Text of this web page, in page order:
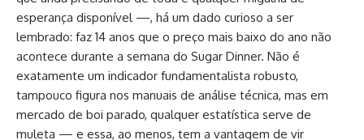
esperança disponível —, há um dado curioso a ser
lembrado: faz 14 anos que o preço mais baixo do ano não
acontece durante a semana do Sugar Dinner. Não é
exatamente um indicador fundamentalista robusto,
tampouco figura nos manuais de análise técnica, mas em
mercado de boi parado, qualquer estatística serve de
muleta — e essa, ao menos, tem a vantagem de vir